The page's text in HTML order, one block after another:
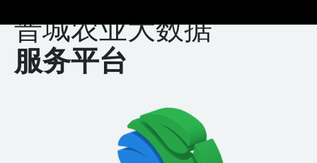
晋城农业大数据
服务平台